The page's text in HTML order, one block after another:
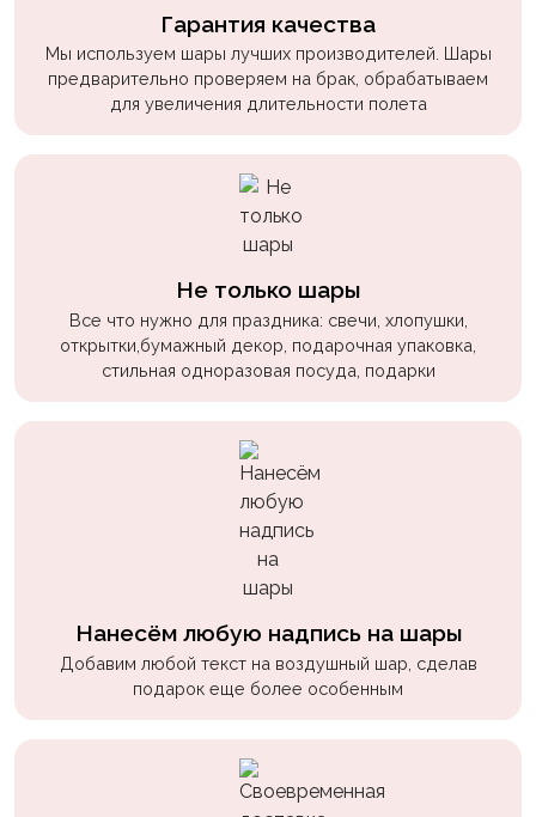
Гарантия качества
Мы используем шары лучших производителей. Шары
предварительно проверяем на брак, обрабатываем
для увеличения длительности полета
Не только шары
Все что нужно для праздника: свечи, хлопушки,
открытки,бумажный декор, подарочная упаковка,
стильная одноразовая посуда, подарки
Нанесём любую надпись на шары
Добавим любой текст на воздушный шар, сделав
подарок еще более особенным